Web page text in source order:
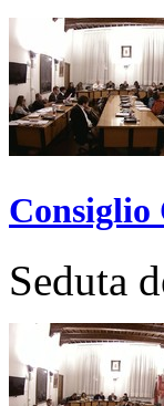
Consiglio
Seduta